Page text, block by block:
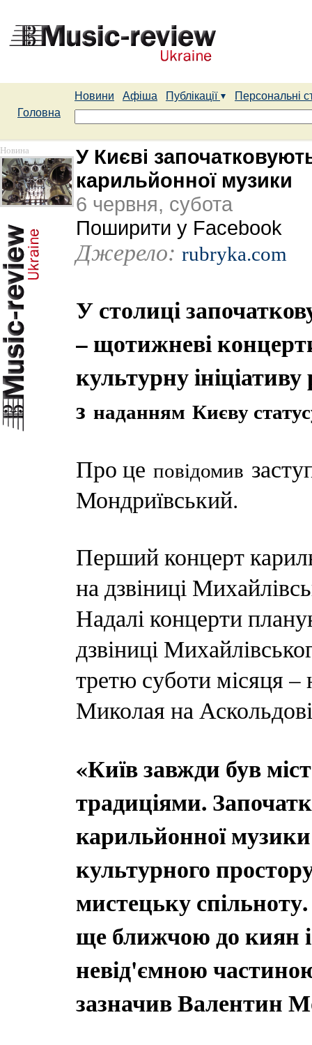
Новини Афіша Публікації
Персональні
Головна
Новина
У Києві
карильйонної музики
6 червня, субота
Поширити у Facebook
Джерело: rubryka.com
У столиці
– щотижневі
культурну
з наданням Києву
Про це повідомив
Мондриївський.
Перший концерт
на дзвіниці
Надалі концерти
дзвіниці
третю суботи місяця –
Миколая на
«Київ завжди був
традиціями.
карильйонної
культурного простору
мистецьку
ще ближчою до киян і
невід'ємною
зазначив Валентин